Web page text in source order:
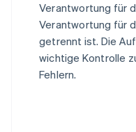
Verantwortung für
Verantwortung für
getrennt ist. Die
wichtige Kontrolle
Fehlern.